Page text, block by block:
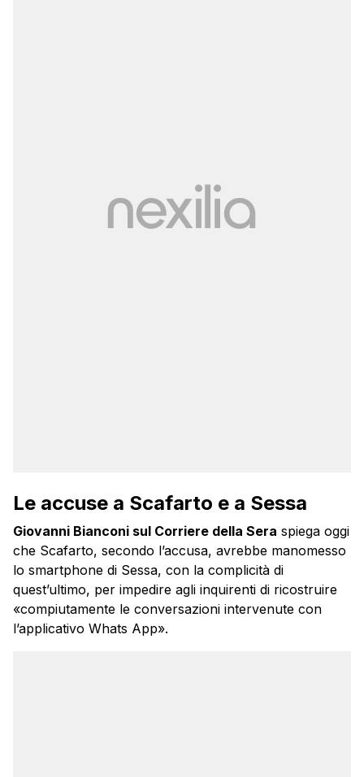
Le accuse a Scafarto e a Sessa
Giovanni Bianconi sul Corriere della Sera spiega oggi
che Scafarto, secondo l’accusa, avrebbe manomesso
lo smartphone di Sessa, con la complicità di
quest’ultimo, per impedire agli inquirenti di ricostruire
«compiutamente le conversazioni intervenute con
l’applicativo Whats App».